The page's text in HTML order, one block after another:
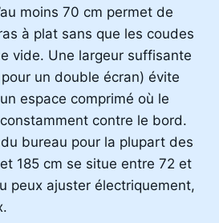
moins 70 cm permet de
à plat sans que les coudes
vide. Une largeur suffisante
un double écran) évite
espace comprimé où le
contre le bord.
bureau pour la plupart des
185 cm se situe entre 72 et
peux ajuster électriquement,